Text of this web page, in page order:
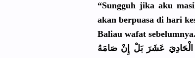
“Sungguh jika aku
akan berpuasa di hari
Baliau wafat sebelumnya.
عَشَرَ بَلْ إِنْ صَامَهُ